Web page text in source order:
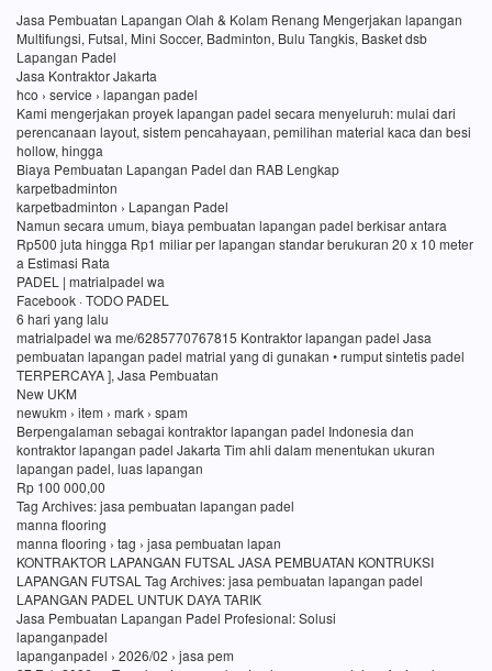
Jasa Pembuatan Lapangan Olah & Kolam Renang Mengerjakan lapangan
Multifungsi, Futsal, Mini Soccer, Badminton, Bulu Tangkis, Basket dsb
Lapangan Padel
Jasa Kontraktor Jakarta
hco › service › lapangan padel
Kami mengerjakan proyek lapangan padel secara menyeluruh: mulai dari
perencanaan layout, sistem pencahayaan, pemilihan material kaca dan besi
hollow, hingga
Biaya Pembuatan Lapangan Padel dan RAB Lengkap
karpetbadminton
karpetbadminton › Lapangan Padel
Namun secara umum, biaya pembuatan lapangan padel berkisar antara
Rp500 juta hingga Rp1 miliar per lapangan standar berukuran 20 x 10 meter
a Estimasi Rata
PADEL | matrialpadel wa
Facebook · TODO PADEL
6 hari yang lalu
matrialpadel wa me/6285770767815 Kontraktor lapangan padel Jasa
pembuatan lapangan padel matrial yang di gunakan • rumput sintetis padel
TERPERCAYA ], Jasa Pembuatan
New UKM
newukm › item › mark › spam
Berpengalaman sebagai kontraktor lapangan padel Indonesia dan
kontraktor lapangan padel Jakarta Tim ahli dalam menentukan ukuran
lapangan padel, luas lapangan
Rp 100 000,00
Tag Archives: jasa pembuatan lapangan padel
manna flooring
manna flooring › tag › jasa pembuatan lapan
KONTRAKTOR LAPANGAN FUTSAL JASA PEMBUATAN KONTRUKSI
LAPANGAN FUTSAL Tag Archives: jasa pembuatan lapangan padel
LAPANGAN PADEL UNTUK DAYA TARIK
Jasa Pembuatan Lapangan Padel Profesional: Solusi
lapanganpadel
lapanganpadel › 2026/02 › jasa pem